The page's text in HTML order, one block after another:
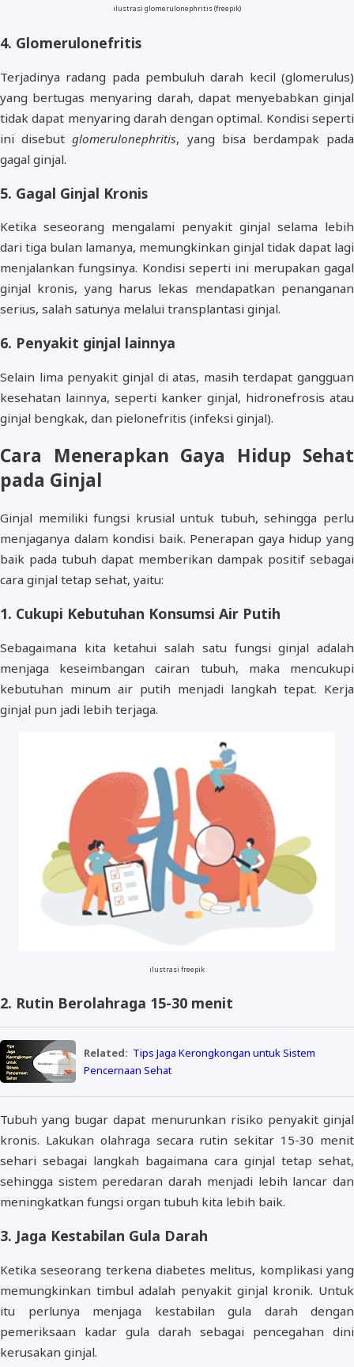
ilustrasi glomerulonephritis (freepik)
4. Glomerulonefritis
Terjadinya radang pada pembuluh darah kecil (glomerulus)
yang bertugas menyaring darah, dapat menyebabkan ginjal
tidak dapat menyaring darah dengan optimal. Kondisi seperti
ini disebutglomerulonephritis, yang bisa berdampak pada
gagal ginjal.
5. Gagal Ginjal Kronis
Ketika seseorang mengalami penyakit ginjal selama lebih
dari tiga bulan lamanya, memungkinkan ginjal tidak dapat lagi
menjalankan fungsinya. Kondisi seperti ini merupakan gagal
ginjal kronis, yang harus lekas mendapatkan penanganan
serius, salah satunya melalui transplantasi ginjal.
6. Penyakit ginjal lainnya
Selain lima penyakit ginjal di atas, masih terdapat gangguan
kesehatan lainnya, seperti kanker ginjal, hidronefrosis atau
ginjal bengkak, dan pielonefritis (infeksi ginjal).
Cara Menerapkan Gaya Hidup Sehat
pada Ginjal
Ginjal memiliki fungsi krusial untuk tubuh, sehingga perlu
menjaganya dalam kondisi baik. Penerapan gaya hidup yang
baik pada tubuh dapat memberikan dampak positif sebagai
cara ginjal tetap sehat, yaitu:
1. Cukupi Kebutuhan Konsumsi Air Putih
Sebagaimana kita ketahui salah satu fungsi ginjal adalah
menjaga keseimbangan cairan tubuh, maka mencukupi
kebutuhan minum air putih menjadi langkah tepat. Kerja
ginjal pun jadi lebih terjaga.
ilustrasi freepik
2. Rutin Berolahraga 15-30 menit
Related: Tips Jaga Kerongkongan untuk Sistem
Pencernaan Sehat
Tubuh yang bugar dapat menurunkan risiko penyakit ginjal
kronis. Lakukan olahraga secara rutin sekitar 15-30 menit
sehari sebagai langkah bagaimana cara ginjal tetap sehat,
sehingga sistem peredaran darah menjadi lebih lancar dan
meningkatkan fungsi organ tubuh kita lebih baik.
3. Jaga Kestabilan Gula Darah
Ketika seseorang terkena diabetes melitus, komplikasi yang
memungkinkan timbul adalah penyakit ginjal kronik. Untuk
itu perlunya menjaga kestabilan gula darah dengan
pemeriksaan kadar gula darah sebagai pencegahan dini
kerusakan ginjal.